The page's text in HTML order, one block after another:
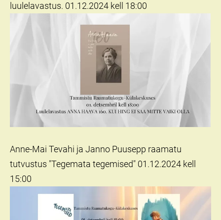
luulelavastus. 01.12.2024 kell 18:00
Anne-Mai Tevahi ja Janno Puusepp raamatu
tutvustus "Tegemata tegemised" 01.12.2024 kell
15:00